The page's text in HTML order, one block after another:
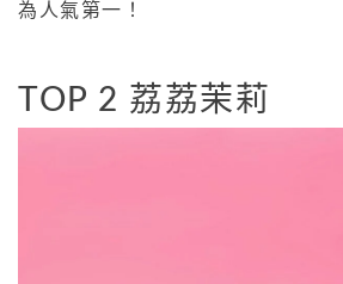
為人氣第一！
TOP 2 荔荔茉莉